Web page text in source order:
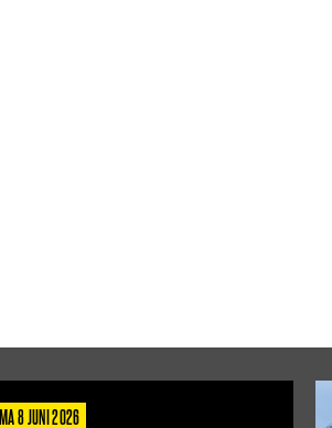
MA 8 JUNI 2026